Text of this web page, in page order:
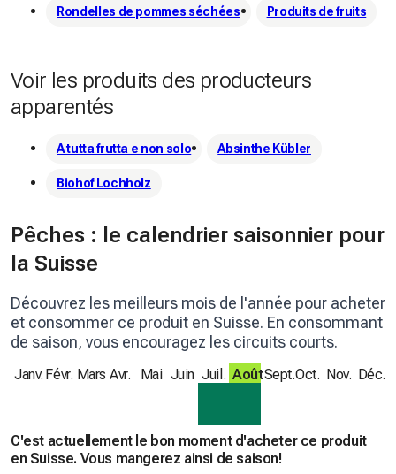
Rondelles de pommes séchées Produits de fruits
Voir les produits des producteurs
apparentés
A tutta frutta e non solo Absinthe Kübler
Biohof Lochholz
Pêches : le calendrier saisonnier pour
la Suisse
Découvrez les meilleurs mois de l'année pour acheter
et consommer ce produit en Suisse. En consommant
de saison, vous encouragez les circuits courts.
Janv. Févr. Mars Avr. Mai Juin Juil. AoûtSept.Oct. Nov. Déc.
C'est actuellement le bon moment d'acheter ce produit
en Suisse. Vous mangerez ainsi de saison!